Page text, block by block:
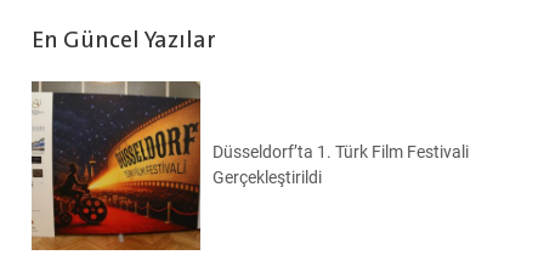
En Güncel Yazılar
Düsseldorf’ta 1. Türk Film Festivali
Gerçekleştirildi